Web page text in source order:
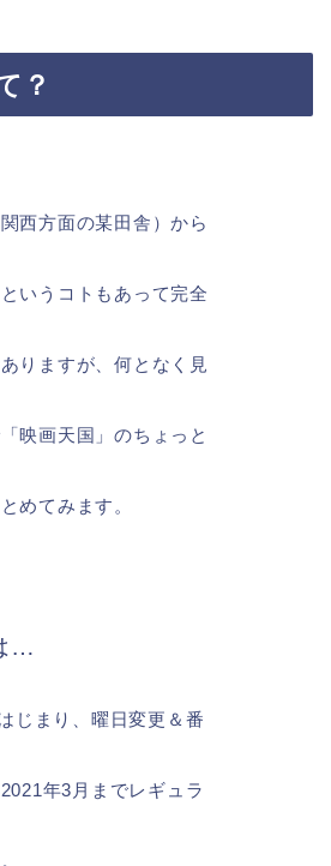
？
西方面の某田舎）から
いうコトもあって完全
りますが、何となく見
映画天国」のちょっと
めてみます。
…
じまり、曜日変更＆番
年3月までレギュラ